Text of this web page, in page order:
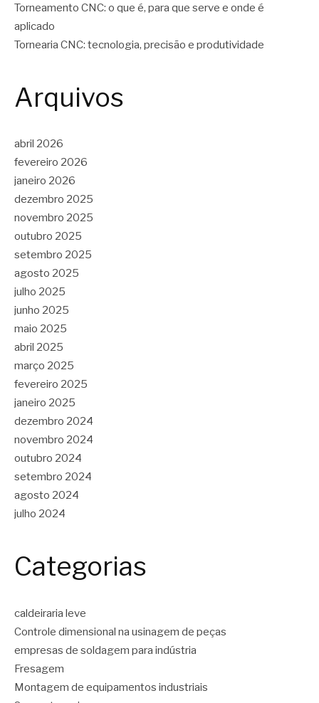
Torneamento CNC: o que é, para que serve e onde é
aplicado
Tornearia CNC: tecnologia, precisão e produtividade
Arquivos
abril 2026
fevereiro 2026
janeiro 2026
dezembro 2025
novembro 2025
outubro 2025
setembro 2025
agosto 2025
julho 2025
junho 2025
maio 2025
abril 2025
março 2025
fevereiro 2025
janeiro 2025
dezembro 2024
novembro 2024
outubro 2024
setembro 2024
agosto 2024
julho 2024
Categorias
caldeiraria leve
Controle dimensional na usinagem de peças
empresas de soldagem para indústria
Fresagem
Montagem de equipamentos industriais